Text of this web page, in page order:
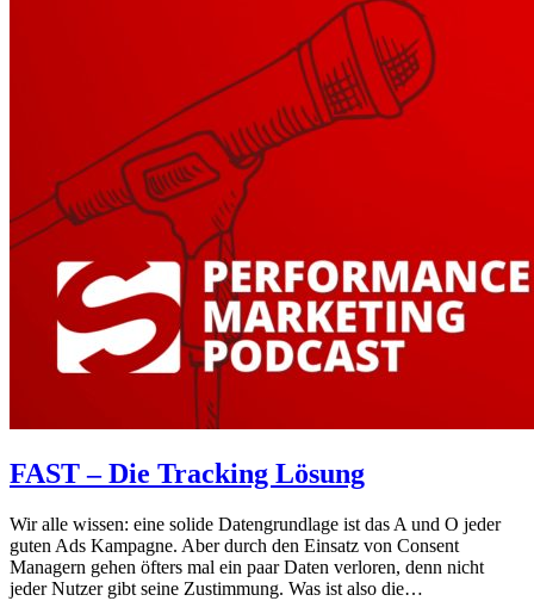
FAST – Die Tracking Lösung
Wir alle wissen: eine solide Datengrundlage ist das A und O jeder
guten Ads Kampagne. Aber durch den Einsatz von Consent
Managern gehen öfters mal ein paar Daten verloren, denn nicht
jeder Nutzer gibt seine Zustimmung. Was ist also die…